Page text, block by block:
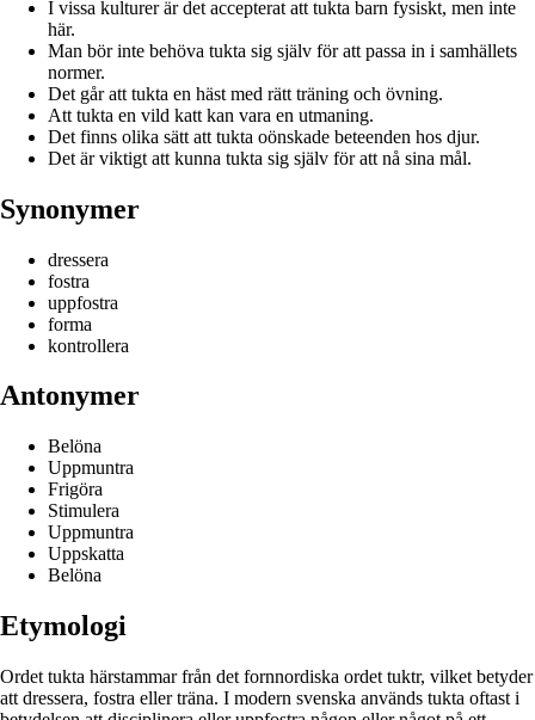
I vissa kulturer är det accepterat att tukta barn fysiskt, men inte
här.
Man bör inte behöva tukta sig själv för att passa in i samhällets
normer.
Det går att tukta en häst med rätt träning och övning.
Att tukta en vild katt kan vara en utmaning.
Det finns olika sätt att tukta oönskade beteenden hos djur.
Det är viktigt att kunna tukta sig själv för att nå sina mål.
Synonymer
dressera
fostra
uppfostra
forma
kontrollera
Antonymer
Belöna
Uppmuntra
Frigöra
Stimulera
Uppmuntra
Uppskatta
Belöna
Etymologi
Ordet tukta härstammar från det fornnordiska ordet tuktr, vilket betyder
att dressera, fostra eller träna. I modern svenska används tukta oftast i